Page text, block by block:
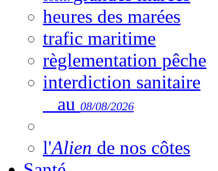
heures des marées
trafic maritime
règlementation pêche
interdiction sanitaire
au 08/08/2026
l'Alien de nos côtes